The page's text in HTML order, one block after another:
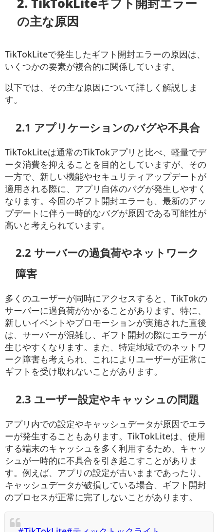
の主な原因
TikTokLiteで発生したギフト開封エラーの原因は、
いくつかの要素が複合的に関係しています。
以下では、その主な原因について詳しく解説しま
す。
2.1 アプリケーションのバグや不具合
TikTokLiteは通常のTikTokアプリと比べ、軽量でデ
ータ消費を抑えることを目的としていますが、その
一方で、新しい機能やセキュリティアップデートが
適用される際に、アプリ自体のバグが発生しやすく
なります。今回のギフト開封エラーも、最新のアッ
プデートに伴う一時的なバグが原因である可能性が
高いと考えられています。
2.2 サーバーの過負荷やネットワーク
障害
多くのユーザーが同時にアクセスすると、TikTokの
サーバーに過負荷がかかることがあります。特に、
新しいイベントやプロモーションが実施された直後
は、サーバーが混雑し、ギフト開封の際にエラーが
生じやすくなります。また、特定地域でのネットワ
ーク障害も考えられ、これによりユーザーが正常に
ギフトを受け取れないことがあります。
2.3 ユーザー設定やキャッシュの問題
アプリ内での設定やキャッシュデータが原因でエラ
ーが発生することもあります。TikTokLiteは、使用
する端末のキャッシュを多く利用するため、キャッ
シュが一時的に不具合を引き起こすことがありま
す。例えば、アプリの設定が古いままであったり、
キャッシュデータが破損している場合、ギフト開封
のプロセスが正常に完了しないことがあります。